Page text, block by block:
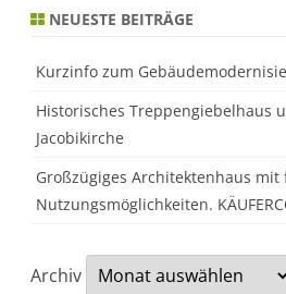
NEUESTE BEITRÄGE
Kurzinfo zum
Historisches Treppengiebelhaus
Jacobikirche
Großzügiges Architektenhaus mit
Nutzungsmöglichkeiten.
Archiv